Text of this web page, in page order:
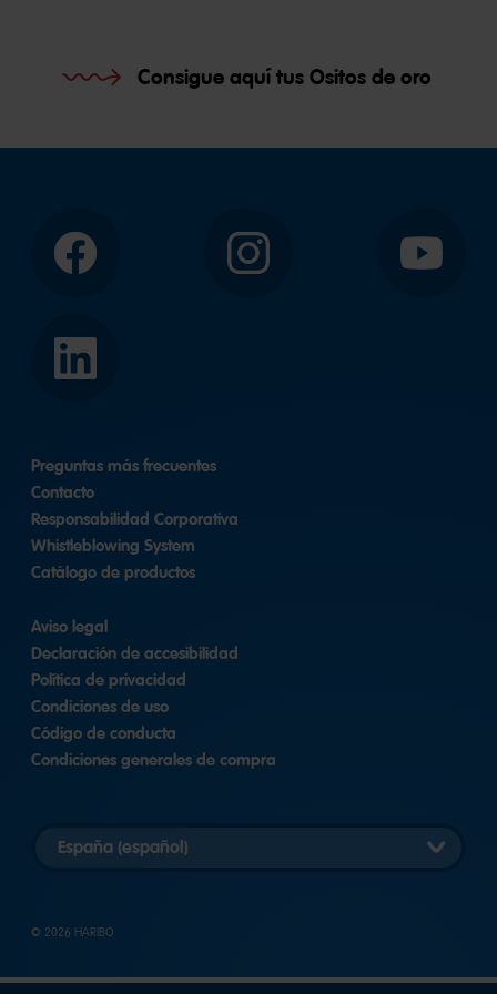
Consigue aquí tus Ositos de oro
Facebook Instagram YouTube
LinkedIn
Preguntas más frecuentes
Contacto
Responsabilidad Corporativa
Whistleblowing System
Catálogo de productos
Aviso legal
Declaración de accesibilidad
Política de privacidad
Condiciones de uso
Código de conducta
Condiciones generales de compra
versión
© 2026 HARIBO